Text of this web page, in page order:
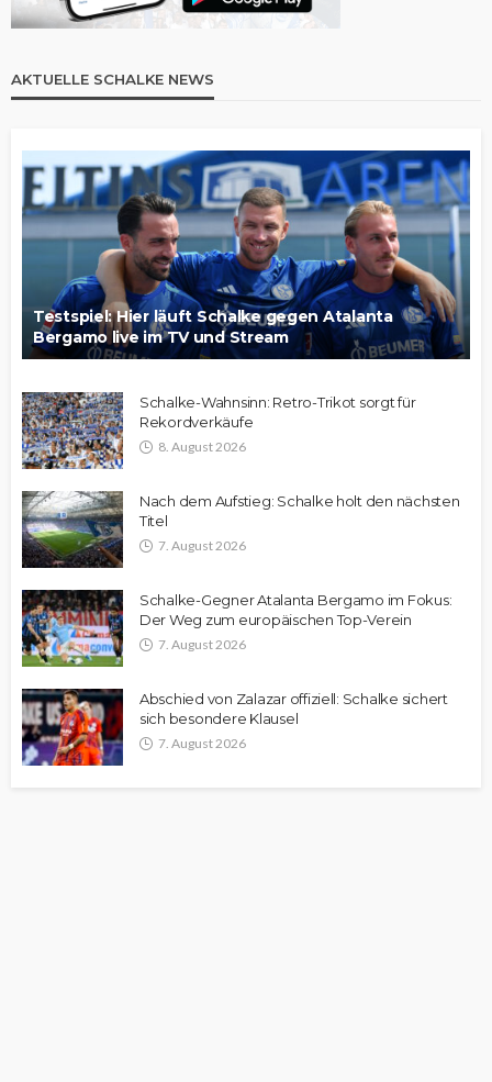
AKTUELLE SCHALKE NEWS
Testspiel: Hier läuft Schalke gegen Atalanta
Bergamo live im TV und Stream
Schalke-Wahnsinn: Retro-Trikot sorgt für
Rekordverkäufe
8. August 2026
Nach dem Aufstieg: Schalke holt den nächsten
Titel
7. August 2026
Schalke-Gegner Atalanta Bergamo im Fokus:
Der Weg zum europäischen Top-Verein
7. August 2026
Abschied von Zalazar offiziell: Schalke sichert
sich besondere Klausel
7. August 2026